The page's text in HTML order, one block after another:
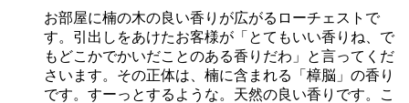
お部屋に楠の木の良い香りが広がるローチェストで
す。引出しをあけたお客様が「とてもいい香りね、で
もどこかでかいだことのある香りだわ」と言ってくだ
さいます。その正体は、楠に含まれる「樟脳」の香り
です。すーっとするような。天然の良い香りです。こ